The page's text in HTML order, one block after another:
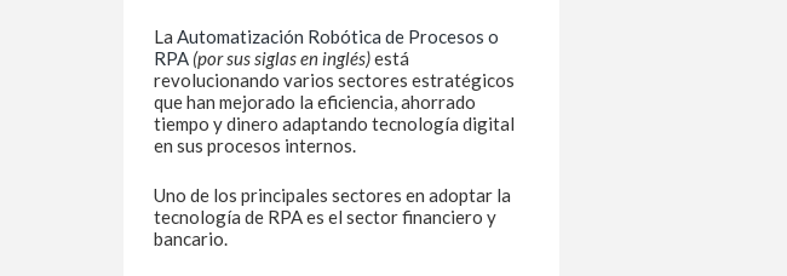
La Automatización Robótica de Procesos o
RPA (por sus siglas en inglés)está
revolucionando varios sectores estratégicos
que han mejorado la eficiencia, ahorrado
tiempo y dinero adaptando tecnología digital
en sus procesos internos.
Uno de los principales sectores en adoptar la
tecnología de RPA es el sector financiero y
bancario.